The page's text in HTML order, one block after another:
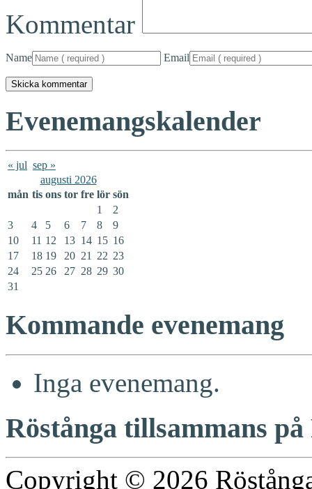
Kommentar
Name Email
Evenemangskalender
« jul sep »
augusti 2026
mån tis ons tor fre lör sön
1
2
3
4 5 6 7 8
9
10
11 12 13 14 15 16
17
18 19 20 21 22 23
24
25 26 27 28 29 30
31
Kommande evenemang
Inga evenemang.
Röstånga tillsammans på
Copyright © 2026